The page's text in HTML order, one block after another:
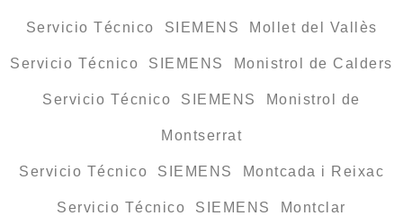
Servicio Técnico SIEMENS Mollet del Vallès
Servicio Técnico SIEMENS Monistrol de Calders
Servicio Técnico SIEMENS Monistrol de
Montserrat
Servicio Técnico SIEMENS Montcada i Reixac
Servicio Técnico SIEMENS Montclar